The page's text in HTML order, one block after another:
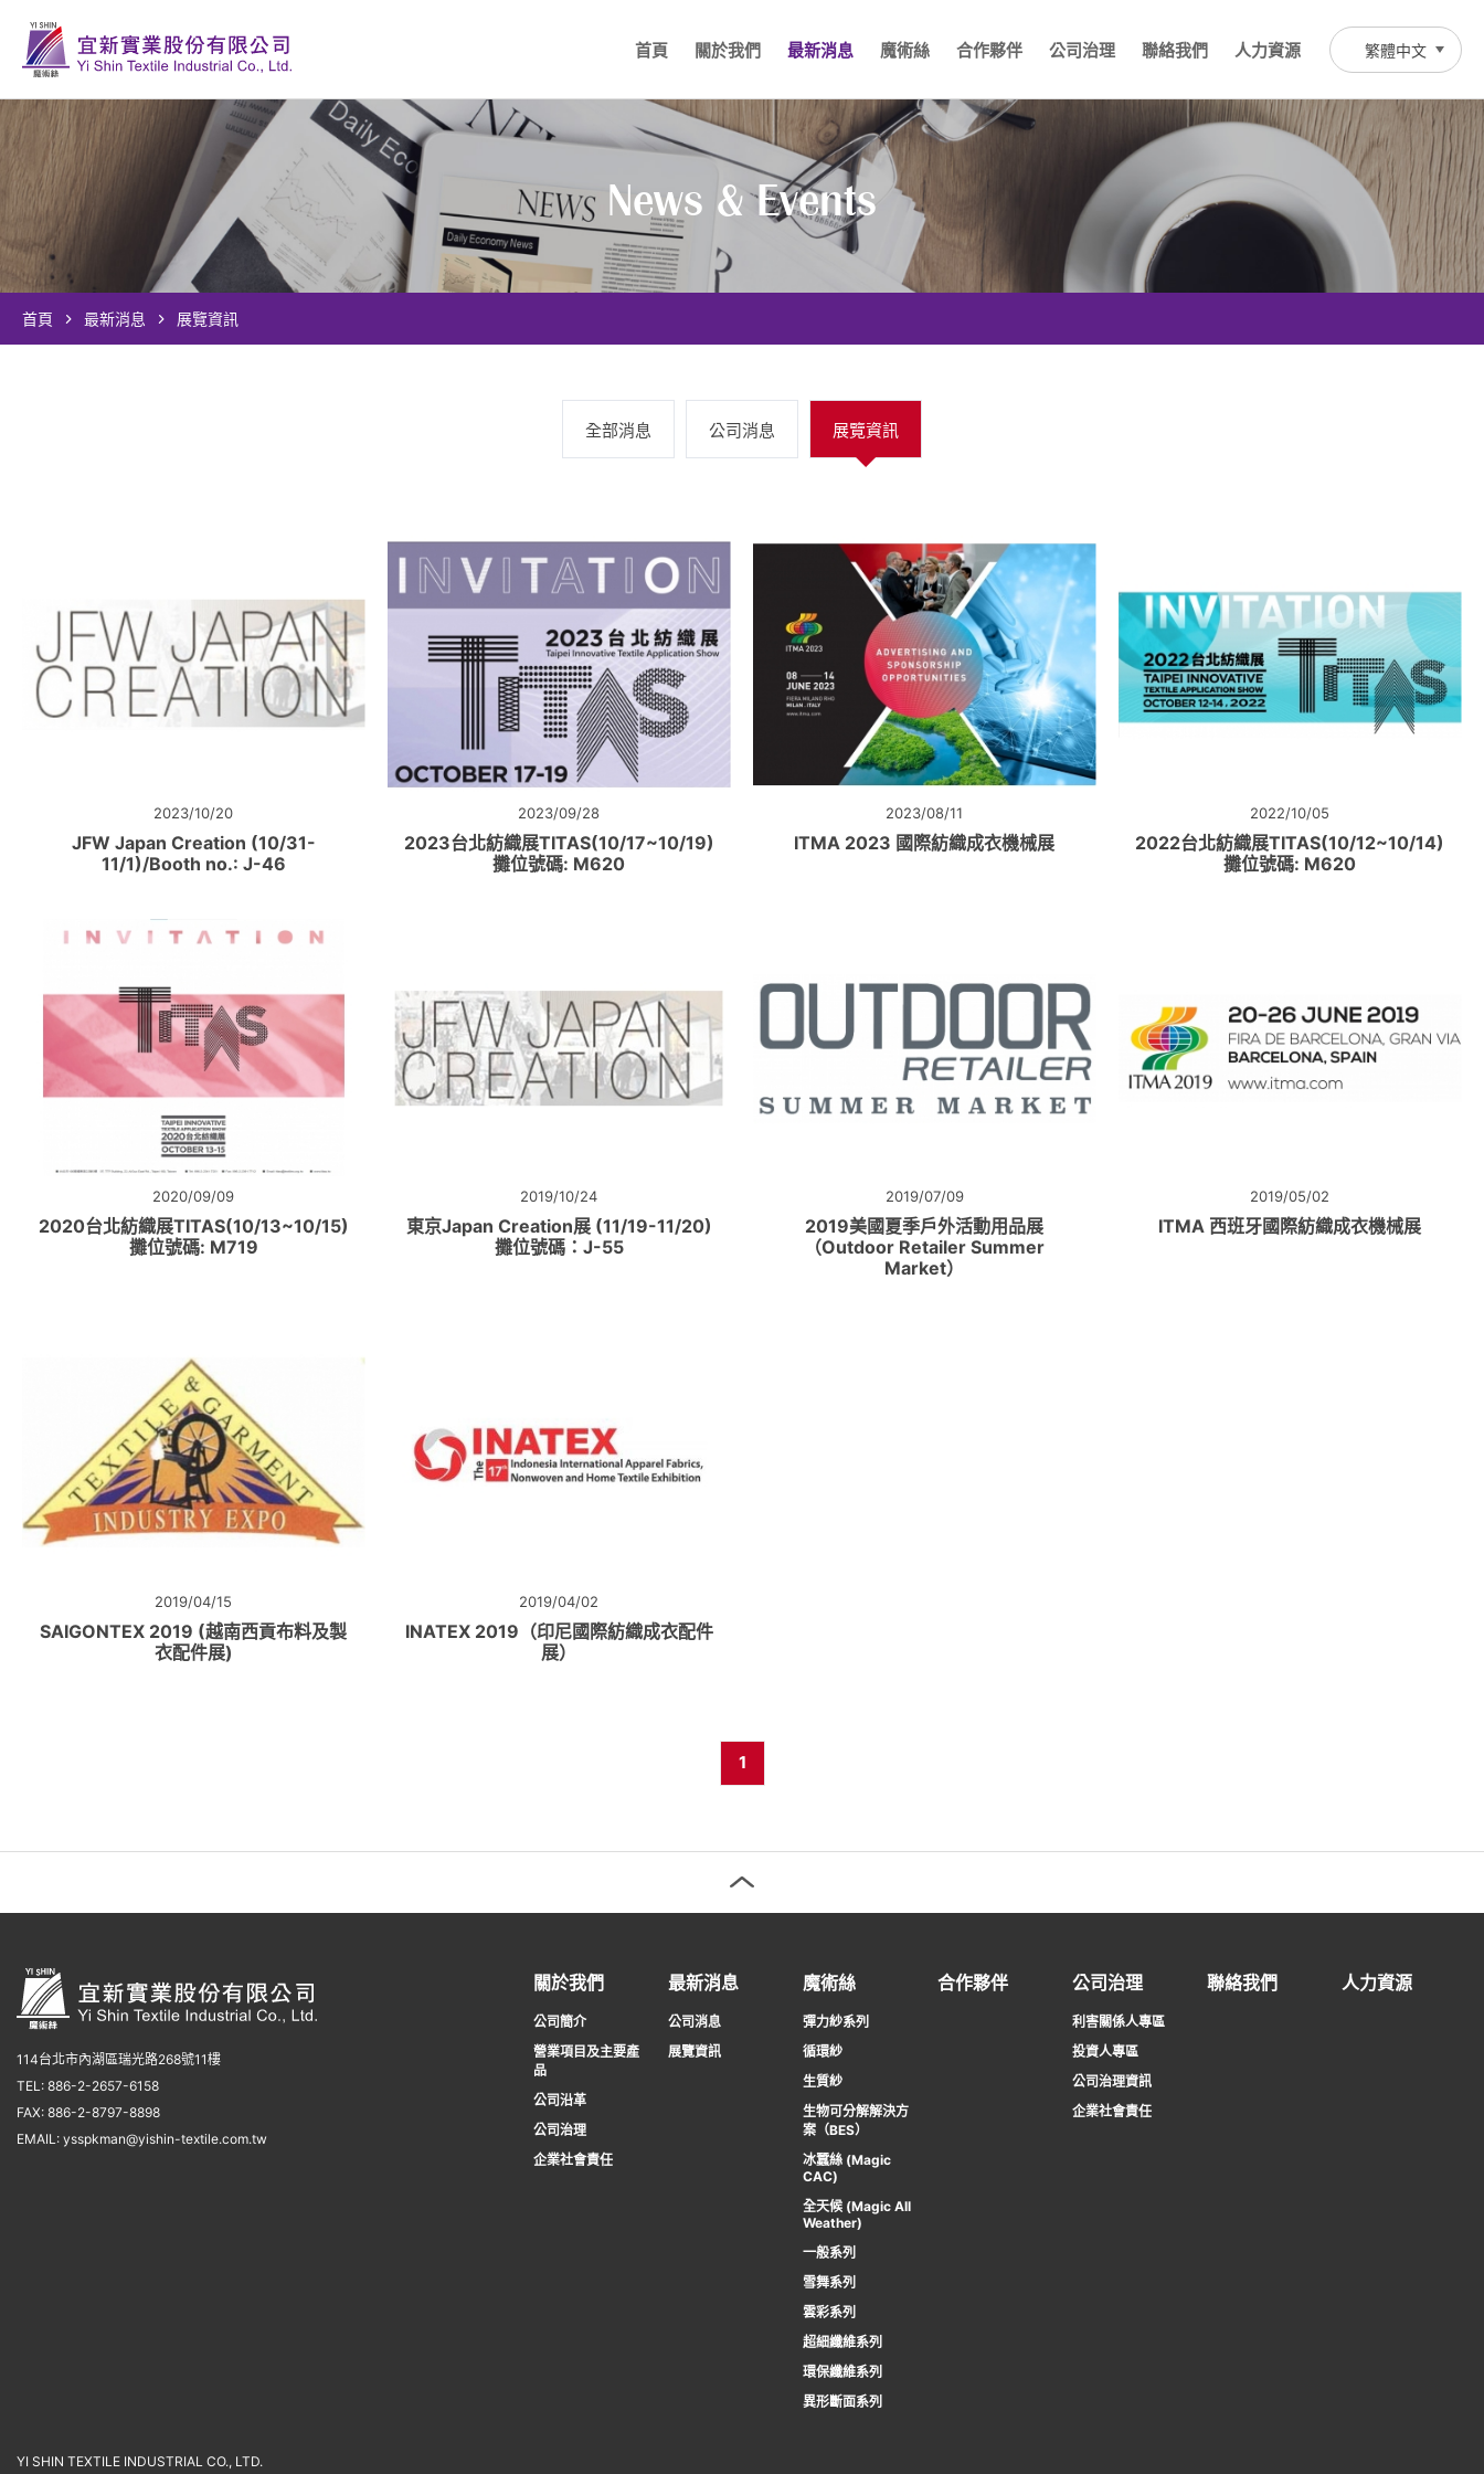
首頁 關於我們 最新消息 魔術絲 合作夥伴 公司治理 聯絡我們 人力資源 繁體中文
News & Events
首頁 最新消息 展覽資訊
全部消息 公司消息 展覽資訊
2023/10/20
JFW Japan Creation (10/31-
11/1)/Booth no.: J-46
2023/09/28
2023台北紡織展TITAS(10/17~10/19)
攤位號碼: M620
2023/08/11
ITMA 2023 國際紡織成衣機械展
2022/10/05
2022台北紡織展TITAS(10/12~10/14)
攤位號碼: M620
2020/09/09
2020台北紡織展TITAS(10/13~10/15)
攤位號碼: M719
2019/10/24
東京Japan Creation展 (11/19-11/20)
攤位號碼：J-55
2019/07/09
2019美國夏季戶外活動用品展
（Outdoor Retailer Summer
Market）
2019/05/02
ITMA 西班牙國際紡織成衣機械展
2019/04/15
SAIGONTEX 2019 (越南西貢布料及製
衣配件展)
2019/04/02
INATEX 2019（印尼國際紡織成衣配件
展）
1
關於我們
公司簡介
營業項目及主要產
品
公司沿革
公司治理
企業社會責任
最新消息
公司消息
展覽資訊
魔術絲
彈力紗系列
循環紗
生質紗
生物可分解解決方
案（BES）
冰蠶絲 (Magic
CAC)
全天候 (Magic All
Weather)
一般系列
雪舞系列
雲彩系列
超細纖維系列
環保纖維系列
異形斷面系列
合作夥伴 公司治理
利害關係人專區
投資人專區
公司治理資訊
企業社會責任
聯絡我們 人力資源
114台北市內湖區瑞光路268號11樓
TEL: 886-2-2657-6158
FAX: 886-2-8797-8898
EMAIL: ysspkman@yishin-textile.com.tw
YI SHIN TEXTILE INDUSTRIAL CO., LTD.